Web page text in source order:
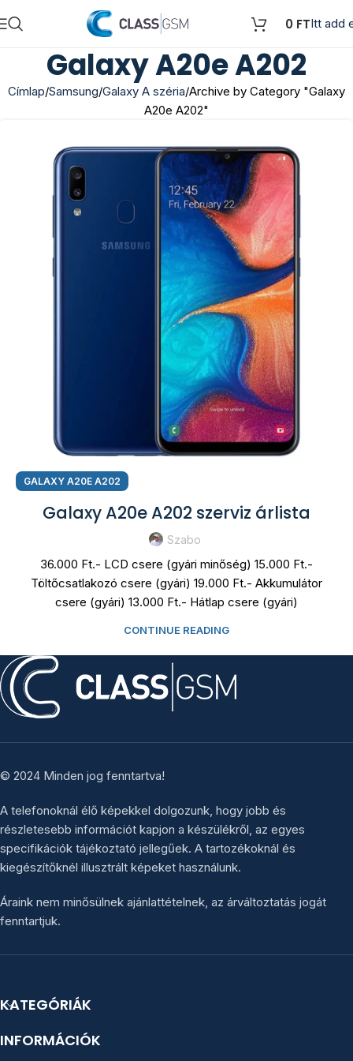
0 FTItt add
Galaxy A20e A202
Címlap Samsung Galaxy A széria Archive by Category "Galaxy
A20e A202"
GALAXY A20E A202
Galaxy A20e A202 szerviz árlista
Szabo
36.000 Ft.- LCD csere (gyári minőség) 15.000 Ft.-
Töltőcsatlakozó csere (gyári) 19.000 Ft.- Akkumulátor
csere (gyári) 13.000 Ft.- Hátlap csere (gyári)
CONTINUE READING
© 2024 Minden jog fenntartva!
A telefonoknál élő képekkel dolgozunk, hogy jobb és
részletesebb információt kapjon a készülékről, az egyes
specifikációk tájékoztató jellegűek. A tartozékoknál és
kiegészítőknél illusztrált képeket használunk.
Áraink nem minősülnek ajánlattételnek, az árváltoztatás jogát
fenntartjuk.
KATEGÓRIÁK
INFORMÁCIÓK